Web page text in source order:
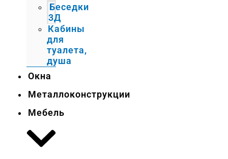
Беседки
3Д
Кабины
для
туалета,
душа
Окна
Металлоконструкции
Мебель